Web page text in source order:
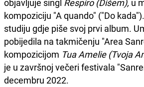
objavljuje singl Respiro (Dišem), u
kompoziciju "A quando" ("Do
studiju gdje piše svoj prvi album.
pobijedila na takmičenju "Area
kompozicijom Tua Amelie (Tvoja
je u završnoj večeri festivala
decembru 2022.